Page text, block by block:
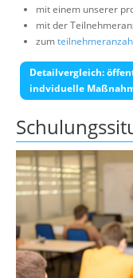
mit einem unserer
mit der
zum
Detailvergleich:
indviduelle